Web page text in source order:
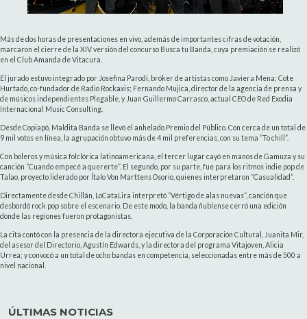
Más de dos horas de presentaciones en vivo, además de importantes cifras de votación,
marcaron el cierre de la XIV versión del concurso Busca tu Banda, cuya premiación se realizó
en el Club Amanda de Vitacura.
El jurado estuvo integrado por Josefina Parodi, bróker de artistas como Javiera Mena; Cote
Hurtado, co-fundador de Radio Rockaxis; Fernando Mujica, director de la agencia de prensa y
de músicos independientes Plegable, y Juan Guillermo Carrasco, actual CEO de Red Exodia
Internacional Music Consulting.
Desde Copiapó, Maldita Banda se llevó el anhelado Premio del Público. Con cerca de un total de
9 mil votos en línea, la agrupación obtuvo más de 4 mil preferencias, con su tema “To chill”.
Con boleros y música folclórica latinoamericana, el tercer lugar cayó en manos de Gamuza y su
canción “Cuando empecé a quererte”. El segundo, por su parte, fue para los ritmos indie pop de
Talao, proyecto liderado por Ítalo Von Marttens Osorio, quienes interpretaron “Casualidad”.
Directamente desde Chillán, LoCataLira interpretó “Vértigo de alas nuevas”, canción que
desbordó rock pop sobre el escenario. De este modo, la banda ñublense cerró una edición
donde las regiones fueron protagonistas.
La cita contó con la presencia de la directora ejecutiva de la Corporación Cultural, Juanita Mir,
del asesor del Directorio, Agustín Edwards, y la directora del programa Vitajoven, Alicia
Urrea; y convocó a un total de ocho bandas en competencia, seleccionadas entre más de 500 a
nivel nacional.
ÚLTIMAS NOTICIAS